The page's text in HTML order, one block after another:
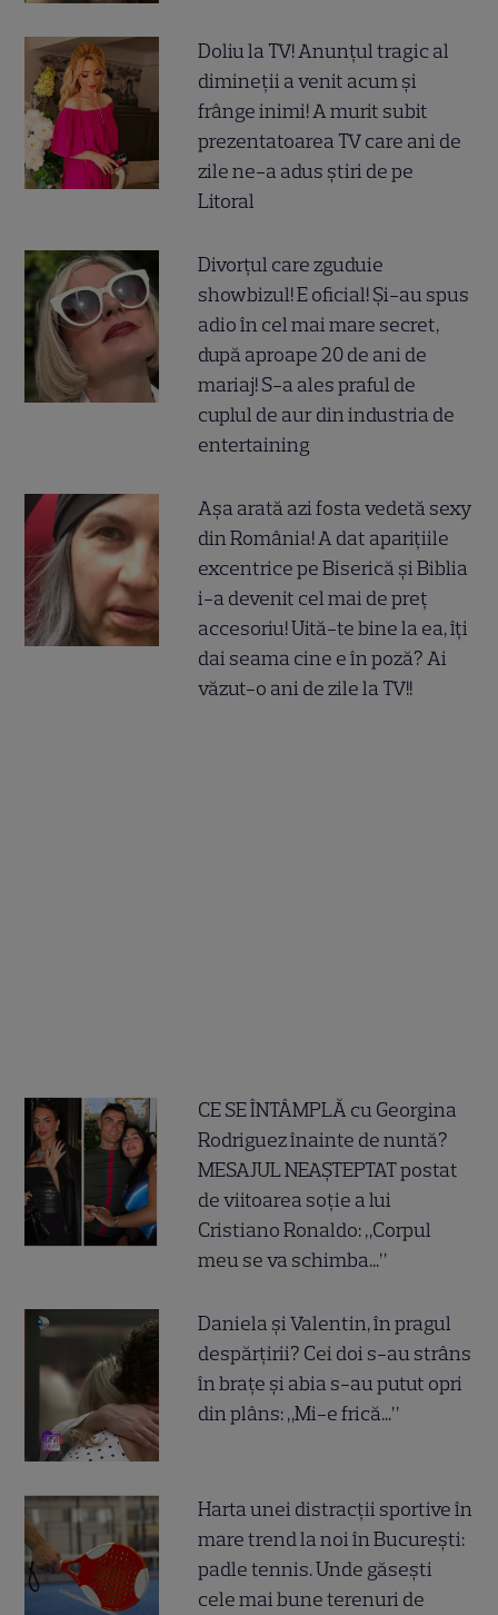
Doliu la TV! Anunțul tragic al
dimineții a venit acum și
frânge inimi! A murit subit
prezentatoarea TV care ani de
zile ne-a adus știri de pe
Litoral
Divorțul care zguduie
showbizul! E oficial! Și-au spus
adio în cel mai mare secret,
după aproape 20 de ani de
mariaj! S-a ales praful de
cuplul de aur din industria de
entertaining
Așa arată azi fosta vedetă sexy
din România! A dat aparițiile
excentrice pe Biserică și Biblia
i-a devenit cel mai de preț
accesoriu! Uită-te bine la ea, îți
dai seama cine e în poză? Ai
văzut-o ani de zile la TV!!
CE SE ÎNTÂMPLĂ cu Georgina
Rodriguez înainte de nuntă?
MESAJUL NEAȘTEPTAT postat
de viitoarea soție a lui
Cristiano Ronaldo: „Corpul
meu se va schimba...”
Daniela și Valentin, în pragul
despărțirii? Cei doi s-au strâns
în brațe și abia s-au putut opri
din plâns: „Mi-e frică...”
Harta unei distracții sportive în
mare trend la noi în București:
padle tennis. Unde găsești
cele mai bune terenuri de